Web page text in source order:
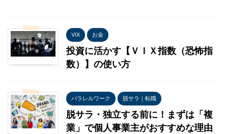
VIX お金
投資に活かす【ＶＩＸ指数（恐怖指
数）】の使い方
パラレルワーク 脱サラ｜転職
脱サラ・独立する前に！まずは「複
業」で個人事業主がおすすめな理由